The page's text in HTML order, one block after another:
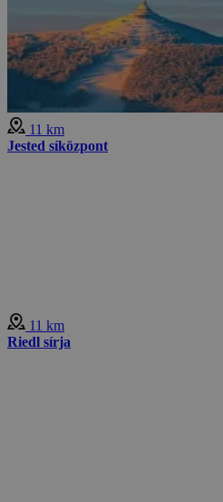
11 km
Jested síközpont
11 km
Riedl sírja